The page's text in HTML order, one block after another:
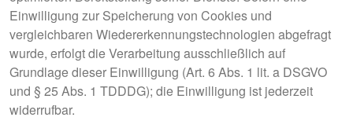
Einwilligung zur Speicherung von Cookies und
vergleichbaren Wiedererkennungstechnologien abgefragt
wurde, erfolgt die Verarbeitung ausschließlich auf
Grundlage dieser Einwilligung (Art. 6 Abs. 1 lit. a DSGVO
und § 25 Abs. 1 TDDDG); die Einwilligung ist jederzeit
widerrufbar.